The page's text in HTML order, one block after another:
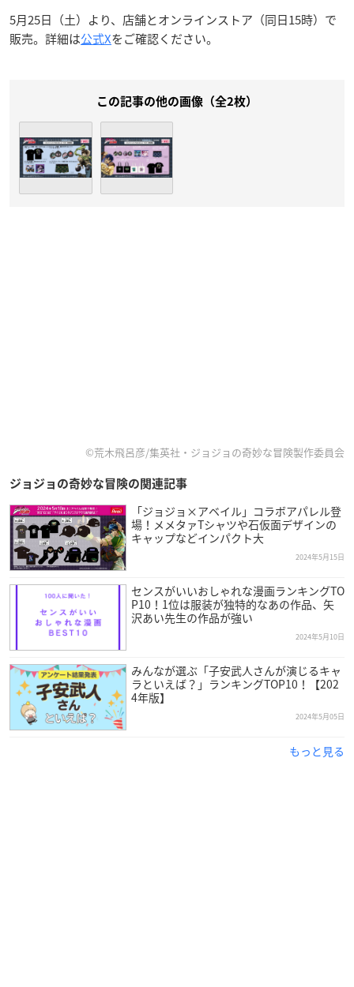
5月25日（土）より、店舗とオンラインストア（同日15時）で
販売。詳細は公式Xをご確認ください。
この記事の他の画像（全2枚）
©荒木飛呂彦/集英社・ジョジョの奇妙な冒険製作委員会
ジョジョの奇妙な冒険の関連記事
「ジョジョ×アベイル」コラボアパレル登
場！メメタァTシャツや石仮面デザインの
キャップなどインパクト大
2024年5月15日
センスがいいおしゃれな漫画ランキングTO
P10！1位は服装が独特的なあの作品、矢
沢あい先生の作品が強い
2024年5月10日
みんなが選ぶ「子安武人さんが演じるキャ
ラといえば？」ランキングTOP10！【202
4年版】
2024年5月05日
もっと見る